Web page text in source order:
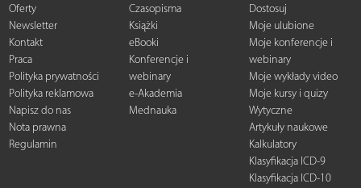
Oferty
Newsletter
Kontakt
Praca
Polityka prywatności
Polityka reklamowa
Napisz do nas
Nota prawna
Regulamin
Czasopisma
Książki
eBooki
Konferencje i
webinary
e-Akademia
Mednauka
Dostosuj
Moje ulubione
Moje konferencje i
webinary
Moje wykłady video
Moje kursy i quizy
Wytyczne
Artykuły naukowe
Kalkulatory
Klasyfikacja ICD-9
Klasyfikacja ICD-10